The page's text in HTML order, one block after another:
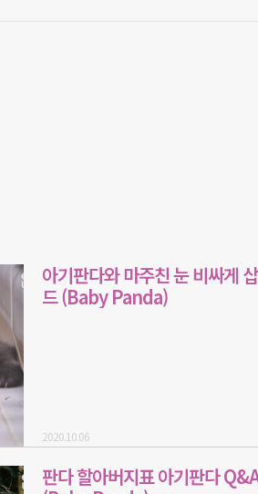
아기판다와 마주친 눈 비싸게
드 (Baby Panda)
2020.10.06
판다 할아버지표 아기판다